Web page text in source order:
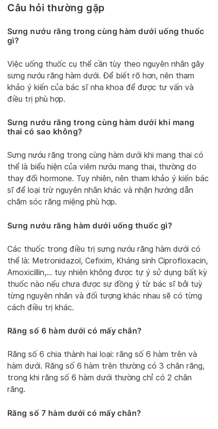
Câu hỏi thường gặp
Sưng nướu răng trong cùng hàm dưới uống thuốc
gì?
Việc uống thuốc cụ thể cần tùy theo nguyên nhân gây
sưng nướu răng hàm dưới. Để biết rõ hơn, nên tham
khảo ý kiến của bác sĩ nha khoa để được tư vấn và
điều trị phù hợp.
Sưng nướu răng trong cùng hàm dưới khi mang
thai có sao không?
Sưng nướu răng trong cùng hàm dưới khi mang thai có
thể là biểu hiện của viêm nướu mang thai, thường do
thay đổi hormone. Tuy nhiên, nên tham khảo ý kiến bác
sĩ để loại trừ nguyên nhân khác và nhận hướng dẫn
chăm sóc răng miệng phù hợp.
Sưng nướu răng hàm dưới uống thuốc gì?
Các thuốc trong điều trị sưng nướu răng hàm dưới có
thể là: Metronidazol, Cefixim, Kháng sinh Ciprofloxacin,
Amoxicillin,… tuy nhiên không được tự ý sử dụng bất kỳ
thuốc nào nếu chưa được sự đồng ý từ bác sĩ bởi tuỳ
từng nguyên nhân và đối tượng khác nhau sẽ có từng
cách điều trị khác.
Răng số 6 hàm dưới có mấy chân?
Răng số 6 chia thành hai loại: răng số 6 hàm trên và
hàm dưới. Răng số 6 hàm trên thường có 3 chân răng,
trong khi răng số 6 hàm dưới thường chỉ có 2 chân
răng.
Răng số 7 hàm dưới có mấy chân?